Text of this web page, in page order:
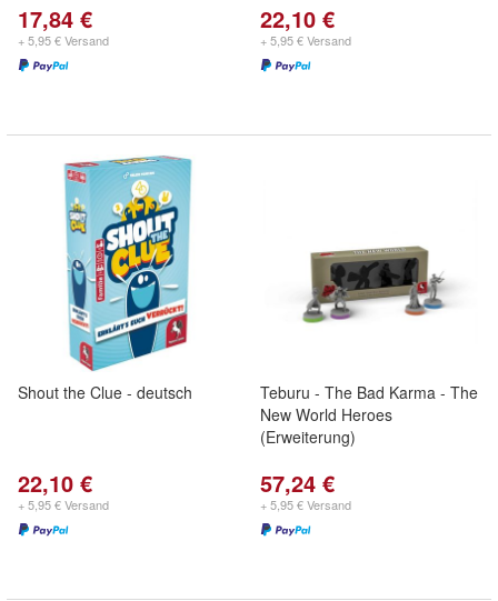
17,84 €
+ 5,95 € Versand
22,10 €
+ 5,95 € Versand
Shout the Clue - deutsch
22,10 €
+ 5,95 € Versand
Teburu - The Bad Karma - The
New World Heroes
(Erweiterung)
57,24 €
+ 5,95 € Versand